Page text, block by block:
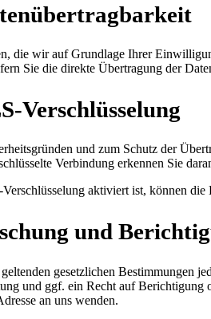
die wir auf Grundlage Ihrer
Sie die direkte Übertragung der
Verschlüsselung
und zum Schutz der
Verbindung erkennen Sie
aktiviert ist, können
und
gesetzlichen Bestimmungen
und ggf. ein Recht auf Berichtigung
an uns wenden.